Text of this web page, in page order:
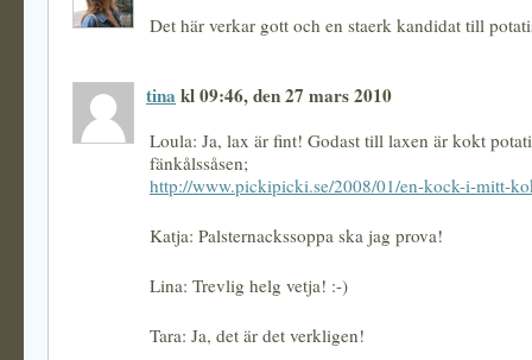
Det här verkar gott och en staerk kandidat till
tina kl 09:46, den 27 mars 2010
Loula: Ja, lax är fint! Godast till laxen är kokt
fänkålssåsen;
http://www.pickipicki.se/2008/01/en-kock-i-mitt-
Katja: Palsternackssoppa ska jag prova!
Lina: Trevlig helg vetja! :-)
Tara: Ja, det är det verkligen!